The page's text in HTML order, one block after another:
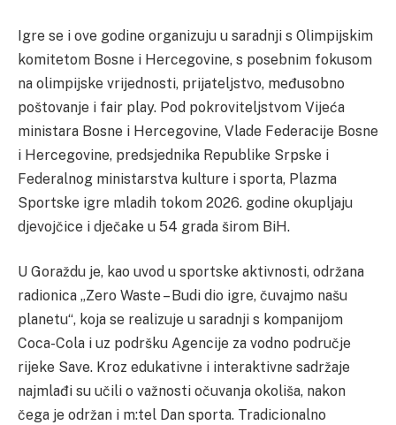
Igre se i ove godine organizuju u saradnji s Olimpijskim
komitetom Bosne i Hercegovine, s posebnim fokusom
na olimpijske vrijednosti, prijateljstvo, međusobno
poštovanje i fair play. Pod pokroviteljstvom Vijeća
ministara Bosne i Hercegovine, Vlade Federacije Bosne
i Hercegovine, predsjednika Republike Srpske i
Federalnog ministarstva kulture i sporta, Plazma
Sportske igre mladih tokom 2026. godine okupljaju
djevojčice i dječake u 54 grada širom BiH.
U Goraždu je, kao uvod u sportske aktivnosti, održana
radionica „Zero Waste – Budi dio igre, čuvajmo našu
planetu“, koja se realizuje u saradnji s kompanijom
Coca-Cola i uz podršku Agencije za vodno područje
rijeke Save. Kroz edukativne i interaktivne sadržaje
najmlađi su učili o važnosti očuvanja okoliša, nakon
čega je održan i m:tel Dan sporta. Tradicionalno